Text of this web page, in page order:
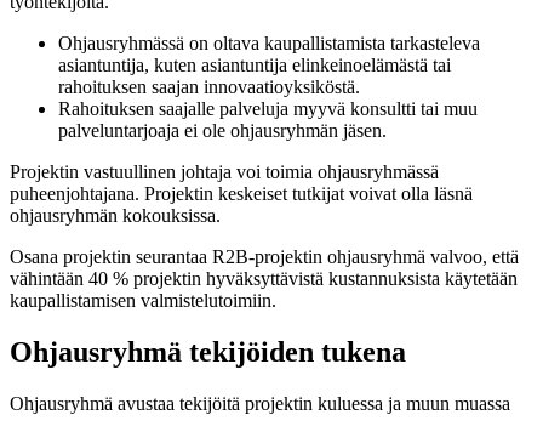
Ohjausryhmässä on oltava kaupallistamista tarkasteleva
asiantuntija, kuten asiantuntija elinkeinoelämästä tai
rahoituksen saajan innovaatioyksiköstä.
Rahoituksen saajalle palveluja myyvä konsultti tai muu
palveluntarjoaja ei ole ohjausryhmän jäsen.
Projektin vastuullinen johtaja voi toimia ohjausryhmässä
puheenjohtajana. Projektin keskeiset tutkijat voivat olla läsnä
ohjausryhmän kokouksissa.
Osana projektin seurantaa R2B-projektin ohjausryhmä valvoo, että
vähintään 40 % projektin hyväksyttävistä kustannuksista käytetään
kaupallistamisen valmistelutoimiin.
Ohjausryhmä tekijöiden tukena
Ohjausryhmä avustaa tekijöitä projektin kuluessa ja muun muassa